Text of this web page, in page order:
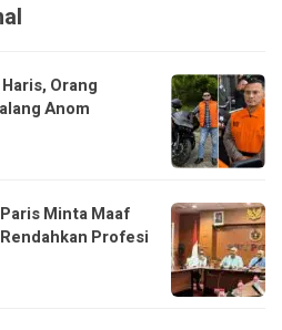
Orang
Anom
Minta Maaf
Profesi